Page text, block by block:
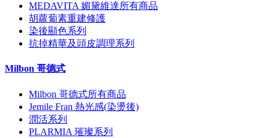
MEDAVITA 媚黛維達所有商品
胡蘿蔔素重建修護
染後顯色系列
抗掉精華及頭皮調理系列
Milbon 哥德式
Milbon 哥德式所有商品
Jemile Fran 熱光感(染燙後)
潤活系列
PLARMIA 璀璨系列